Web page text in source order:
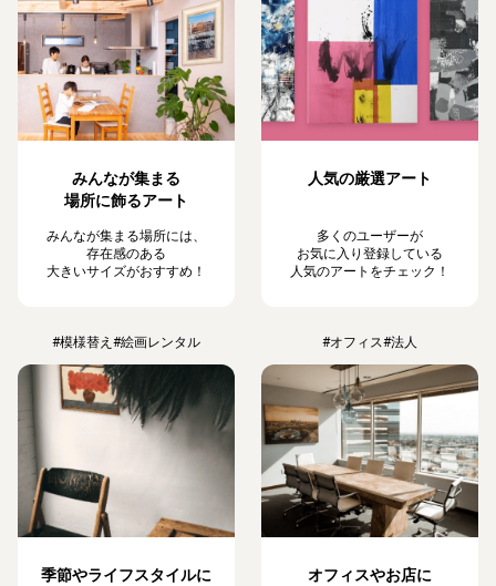
みんなが集まる
場所に飾るアート
みんなが集まる場所には、
存在感のある
大きいサイズがおすすめ！
人気の厳選アート
多くのユーザーが
お気に入り登録している
人気のアートをチェック！
#模様替え #絵画レンタル
季節やライフスタイルに
#オフィス#法人
オフィスやお店に